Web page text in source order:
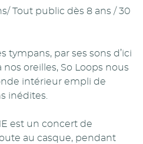
Tout public dès 8 ans / 30
tympans, par ses sons d’ici
oreilles, So Loops nous
intérieur empli de
inédites.
est un concert de
au casque, pendant